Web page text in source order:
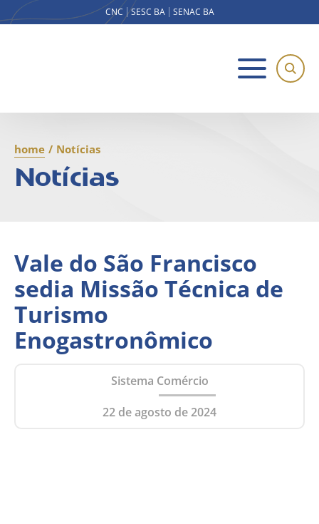
CNC SESC BA SENAC BA
home / Notícias
Notícias
Vale do São Francisco
sedia Missão Técnica de
Turismo
Enogastronômico
Sistema Comércio
22 de agosto de 2024